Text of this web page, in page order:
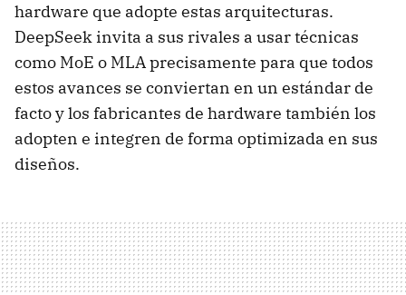
hardware que adopte estas arquitecturas.
DeepSeek invita a sus rivales a usar técnicas
como MoE o MLA precisamente para que todos
estos avances se conviertan en un estándar de
facto y los fabricantes de hardware también los
adopten e integren de forma optimizada en sus
diseños.